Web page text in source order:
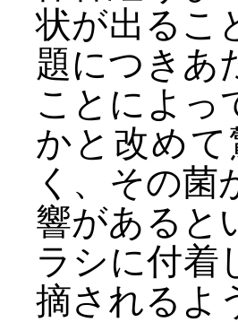
状が出るこ
題につきあ
ことによっ
かと改め
く、その菌
響があると
ラシに付着
摘されるよ